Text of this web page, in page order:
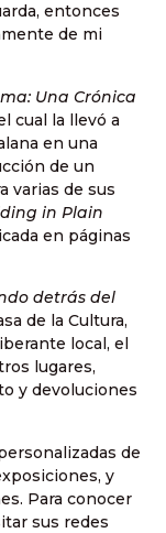
entonces
de mi
Una Crónica
cual la llevó a
en una
de un
varias de sus
in Plain
en páginas
detrás del
de la Cultura,
local, el
lugares,
y devoluciones
de
y
Para conocer
sus redes